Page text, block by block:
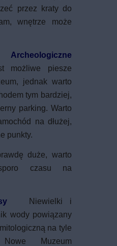
przez kraty do
wnętrze może
piesze
jednak warto
tym bardziej,
parking. Warto
na dłużej,
punkty.
duże, warto
czasu na
Niewielki i
wody powiązany
na tyle
Muzeum